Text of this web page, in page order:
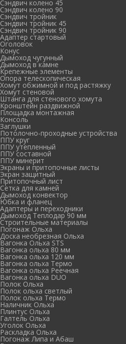
Сэндвич колено 45
Сэндвич колено 90
Сэндвич тройник
Сэндвич тройник 45
Сэндвич тройник 90
Адаптер стартовый
Оголовок
Конус
Дымоход чугунный
Дымоход в камне
Крепежные элементы
Опора телескопическая
Хомут обжимной и под растяжку
Хомут стеновой
Штанга для стенового хомута
Кронштейн раздвижной
Площадка монтажная
Консоль
Заглушки
Потолочно-проходные устройства
ППУ круг
ППУ утепленный
ППУ составной
ППУ минерит
Экраны и притопочные листы
Экран защитный
Притопочный лист
Сетка для камней
Дымоход конвектор
Юбка и фланец
Адаптеры и переходники
Дымоход Теплодар 90 мм
Cтроительные материалы
Погонаж Ольха
Доска необрезная Ольха
Вагонка Ольха STS
Вагонка ольха 80 мм
Вагонка ольха 120 мм
Вагонка ольха Термо
Вагонка ольха Реечная
Вагонка ольха DUO
Полок Ольха
Полок ольха светлый
Полок ольха Термо
Наличник Ольха
Плинтус Ольха
Галтель Ольха
Уголок Ольха
Раскладка Ольха
Погонаж Липа и Абаш